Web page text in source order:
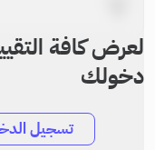
لعرض كافة
دخولك
تسجيل